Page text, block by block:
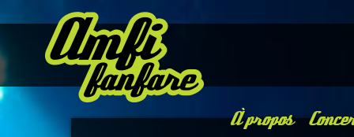
À propos